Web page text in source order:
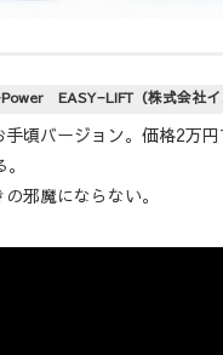
EASY−LIFT（株式会社イ
頃バージョン。価格2万
邪魔にならない。